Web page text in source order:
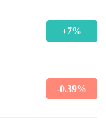
+7%
-0.39%